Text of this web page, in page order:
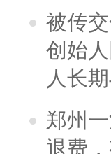
被传
创始
人长
郑州
退费